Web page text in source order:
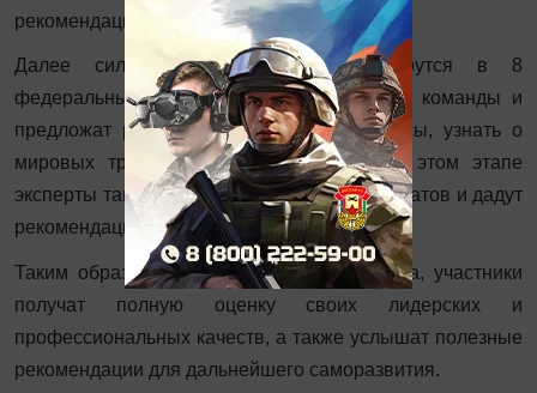
рекомендациями от экспертов.
Далее сильнейшие управленцы соберутся в 8
федеральных округах, где их разделят на команды и
предложат решить различные бизнес-кейсы, узнать о
мировых трендах на конференциях. На этом этапе
эксперты также оценят компетенции кандидатов и дадут
рекомендации по будущему развитию.
Таким образом, даже не дойдя до финала, участники
получат полную оценку своих лидерских и
профессиональных качеств, а также услышат полезные
рекомендации для дальнейшего саморазвития.